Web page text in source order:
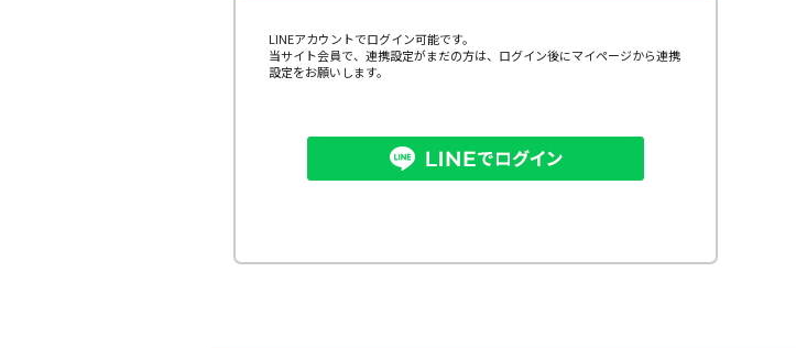
LINEアカウントでログイン可能です。
当サイト会員で、連携設定がまだの方は、ログイン後にマイページから連携
設定をお願いします。